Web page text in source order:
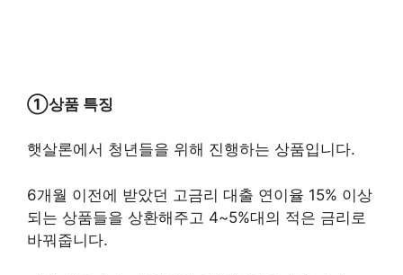
①상품 특징
햇살론에서 청년들을 위해 진행하는 상품입니다.
6개월 이전에 받았던 고금리 대출 연이율 15% 이상
되는 상품들을 상환해주고 4~5%대의 적은 금리로
바꿔줍니다.